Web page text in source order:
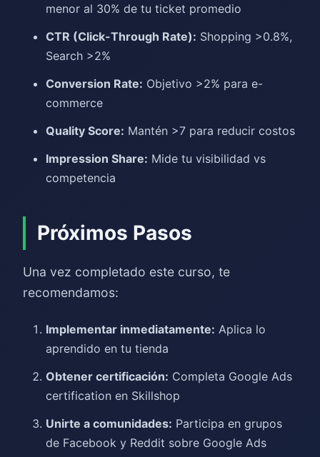
menor al 30% de tu ticket promedio
CTR (Click-Through Rate): Shopping >0.8%,
Search >2%
Conversion Rate: Objetivo >2% para e-
commerce
Quality Score: Mantén >7 para reducir costos
Impression Share: Mide tu visibilidad vs
competencia
Próximos Pasos
Una vez completado este curso, te
recomendamos:
Implementar inmediatamente: Aplica lo
aprendido en tu tienda
Obtener certificación: Completa Google Ads
certification en Skillshop
Unirte a comunidades: Participa en grupos
de Facebook y Reddit sobre Google Ads